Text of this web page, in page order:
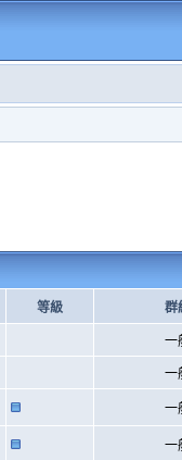
等級 群
一
一
一
一